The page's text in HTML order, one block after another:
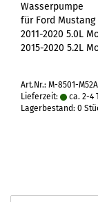
Wasserpumpe
für Ford
2011-2020 5.0L
2015-2020 5.2L
Art.Nr.: M-8501-M52A
Lieferzeit:
ca. 2-4
Lagerbestand: 0